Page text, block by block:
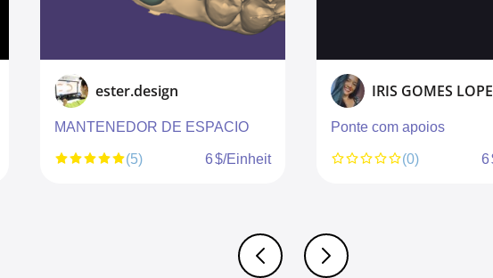
ester.design
MANTENEDOR DE ESPACIO
(5)
6 $/Einheit
IRIS GOMES
Ponte com apoios
(0)
6